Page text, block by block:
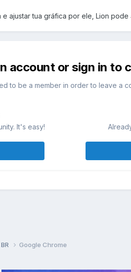
e ajustar tua gráfica por ele, Lion
account or sign in to
to be a member in order to leave a
It's easy!
Google Chrome